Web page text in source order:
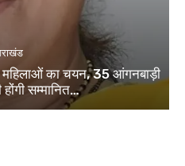
महिलाओं का चयन, 35 आंगनबाड़ी
होंगी सम्मानित…